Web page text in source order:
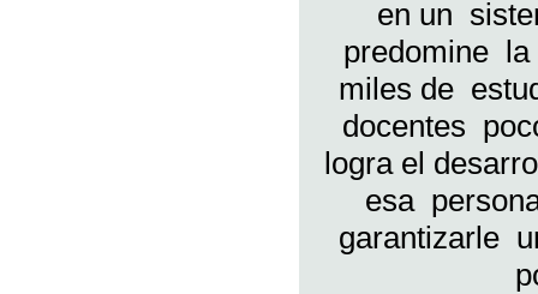
en un
predomine la
miles de
docentes
logra el
esa
garantizarle